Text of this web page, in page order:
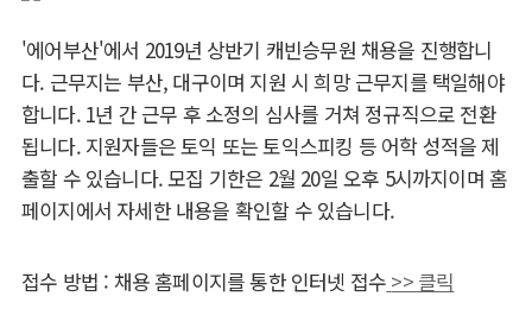
'에어부산'에서 2019년 상반기 캐빈승무원 채용을 진행합니
다. 근무지는 부산, 대구이며 지원 시 희망 근무지를 택일해야
합니다. 1년 간 근무 후 소정의 심사를 거쳐 정규직으로 전환
됩니다. 지원자들은 토익 또는 토익스피킹 등 어학 성적을 제
출할 수 있습니다. 모집 기한은 2월 20일 오후 5시까지이며 홈
페이지에서 자세한 내용을 확인할 수 있습니다.
접수 방법 : 채용 홈페이지를 통한 인터넷 접수 >> 클릭